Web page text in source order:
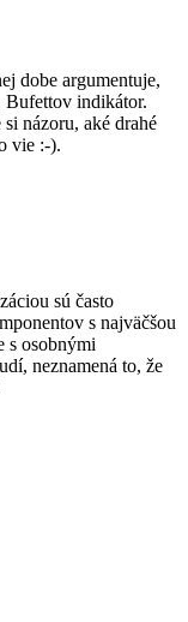
dobe argumentuje,
Bufettov indikátor.
názoru, aké drahé
vie :-).
sú často
s najväčšou
s osobnými
neznamená to, že